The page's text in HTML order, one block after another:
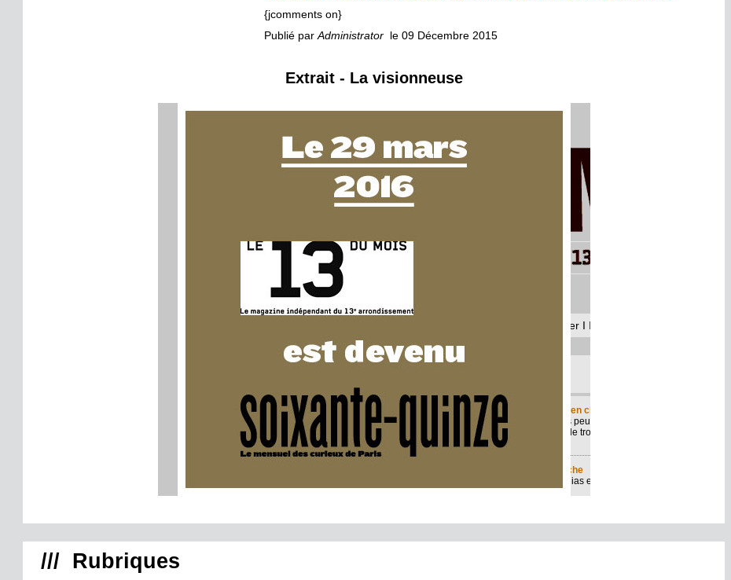
{jcomments on}
Publié par Administrator le 09 Décembre 2015
Extrait - La visionneuse
/// Rubriques